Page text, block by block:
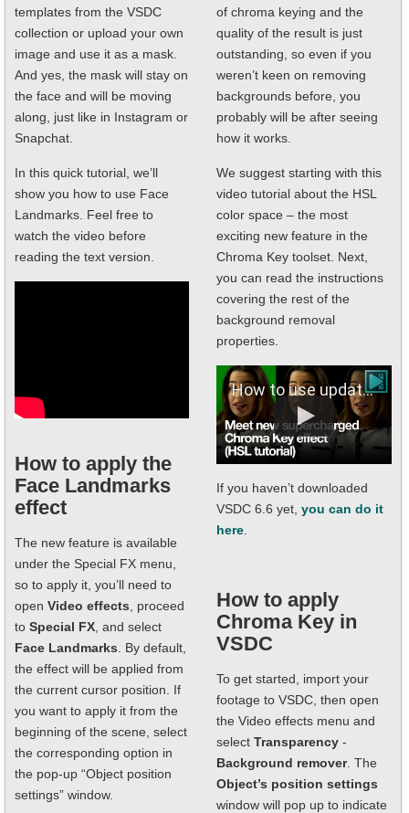
templates from the VSDC
collection or upload your own
image and use it as a mask.
And yes, the mask will stay on
the face and will be moving
along, just like in Instagram or
Snapchat.
In this quick tutorial, we’ll
show you how to use Face
Landmarks. Feel free to
watch the video before
reading the text version.
How to apply the
Face Landmarks
effect
The new feature is available
under the Special FX menu,
so to apply it, you’ll need to
open Video effects, proceed
to Special FX, and select
Face Landmarks. By default,
the effect will be applied from
the current cursor position. If
you want to apply it from the
beginning of the scene, select
the corresponding option in
the pop-up “Object position
settings” window.
of chroma keying and the
quality of the result is just
outstanding, so even if you
weren’t keen on removing
backgrounds before, you
probably will be after seeing
how it works.
We suggest starting with this
video tutorial about the HSL
color space – the most
exciting new feature in the
Chroma Key toolset. Next,
you can read the instructions
covering the rest of the
background removal
properties.
How to use updated Chroma Key in VSDC 6.6 (HSL tutorial)
If you haven’t downloaded
VSDC 6.6 yet,you can do it
here
How to apply
Chroma Key in
VSDC
To get started, import your
footage to VSDC, then open
the Video effects menu and
selectTransparency -
Background remover. The
Object’s position settings
window will pop up to indicate